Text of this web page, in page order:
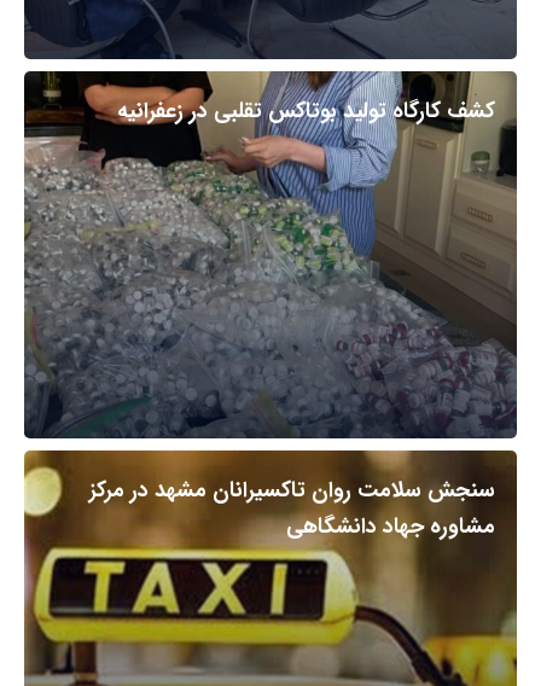
کشف کارگاه تولید بوتاکس تقلبی در زعفرانیه
سنجش سلامت روان تاکسیرانان مشهد در مرکز
مشاوره جهاد دانشگاهی